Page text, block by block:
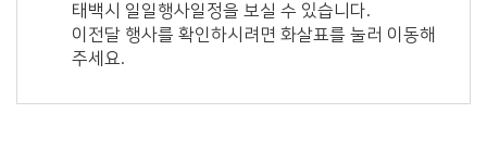
태백시 일일행사일정을 보실 수 있습니다.
이전달 행사를 확인하시려면 화살표를 눌러 이동해
주세요.